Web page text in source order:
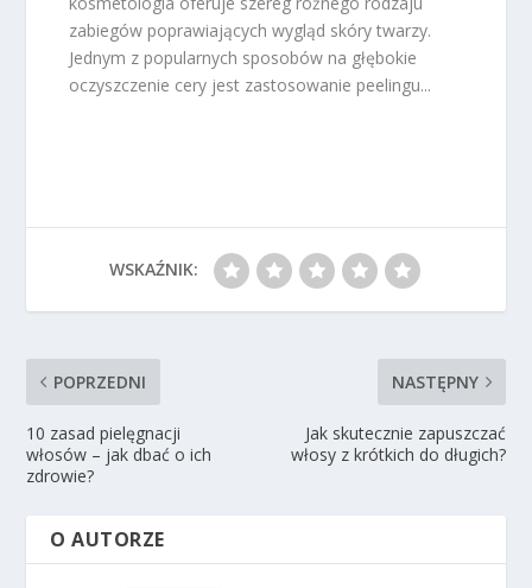
zabiegów poprawiających wygląd skóry twarzy.
Jednym z popularnych sposobów na głębokie
oczyszczenie cery jest zastosowanie peelingu...
WSKAŹNIK:
POPRZEDNI
10 zasad pielęgnacji
włosów – jak dbać o ich
zdrowie?
NASTĘPNY
Jak skutecznie zapuszczać
włosy z krótkich do długich?
O AUTORZE